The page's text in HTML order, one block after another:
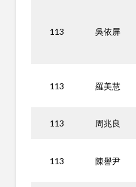
113 吳依屏
113 羅美慧
113 周兆良
113 陳譽尹